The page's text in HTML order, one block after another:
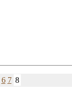
6 7 8